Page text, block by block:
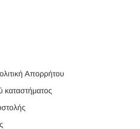
Απορρήτου
καταστήματος